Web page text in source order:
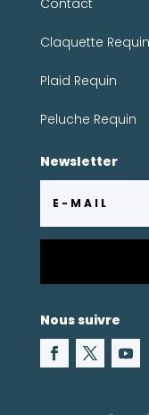
Claquette Requin
Plaid Requin
Peluche Requin
Newsletter
Nous suivre